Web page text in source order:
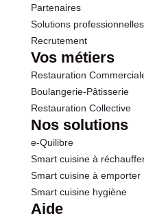
Sel
Partenaires
Solutions professionnelles
Recrutement
Vos métiers
Restauration
Boulangerie-Pâtisserie
Restauration Collective
Nos solutions
e-Quilibre
Smart cuisine à
Smart cuisine à emporter
Smart cuisine hygiène
Aide